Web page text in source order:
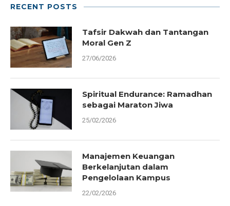
RECENT POSTS
Tafsir Dakwah dan Tantangan
Moral Gen Z
27/06/2026
Spiritual Endurance: Ramadhan
sebagai Maraton Jiwa
25/02/2026
Manajemen Keuangan
Berkelanjutan dalam
Pengelolaan Kampus
22/02/2026